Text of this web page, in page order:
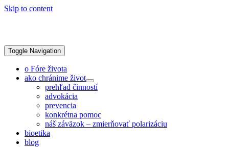
Skip to content
Toggle Navigation
o Fóre života
ako chránime život
prehľad činností
advokácia
prevencia
konkrétna pomoc
náš záväzok – zmierňovať polarizáciu
bioetika
blog